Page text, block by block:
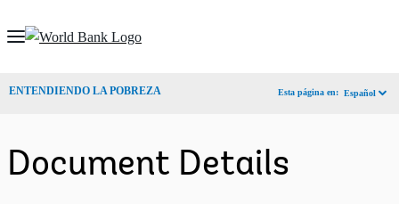
Skip
Navigation
ENTENDIENDO LA POBREZA Esta página en: Español
Document Details